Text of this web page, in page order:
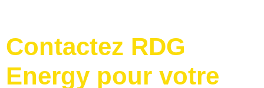
Contactez RDG
Energy pour votre